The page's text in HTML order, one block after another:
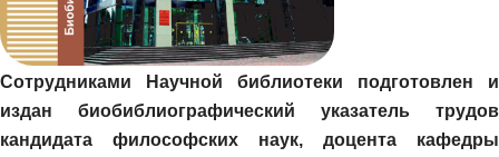
Сотрудниками Научной библиотеки подготовлен и
издан биобиблиографический указатель трудов
кандидата философских наук, доцента кафедры